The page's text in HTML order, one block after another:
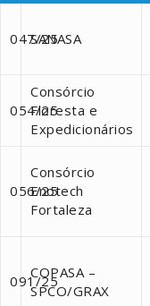
047/25
SANASA
054/25
Consórcio
Floresta e
Expedicionários
056/25
Consórcio
Enotech
Fortaleza
091/25
COPASA –
SPCO/GRAX